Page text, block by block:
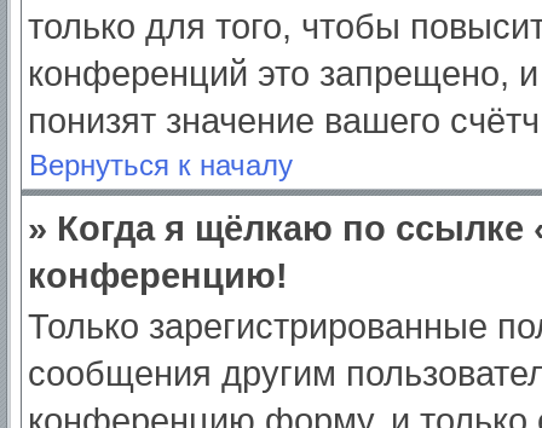
только для того, чтобы
конференций это запрещено,
понизят значение вашего
Вернуться к началу
» Когда я щёлкаю по ссылке
конференцию!
Только зарегистрированные
сообщения другим